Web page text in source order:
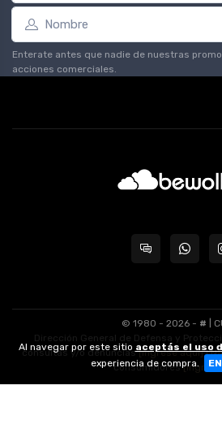
Enterate antes que nadie de nuestras
acciones comerciales.
© 1980 - 2026 - # |
Dirección General de Defensa y
consultas y/o denuncias[ingrese aquí]|
consumidores
Al navegar por este sitio aceptás el uso
experiencia de compra.